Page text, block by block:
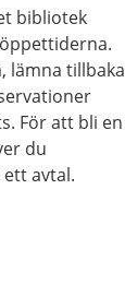
bibliotek
lämna tillbaka
För att bli en
du
avtal.